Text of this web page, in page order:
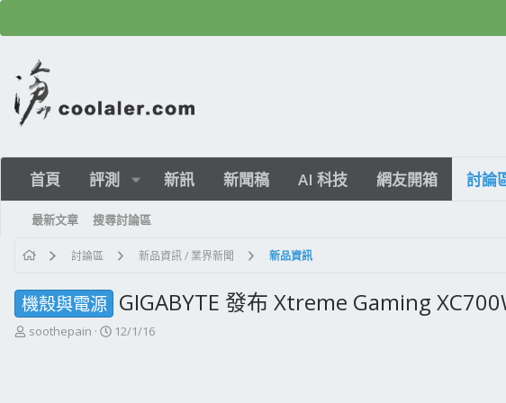
首頁 評測 新訊 新聞稿 AI 科技 網友開箱 討論
最新文章 搜尋討論區
討論區 新品資訊 / 業界新聞 新品資訊
機殼與電源 GIGABYTE 發布 Xtreme Gaming
主
soothepain
開
12/1/16